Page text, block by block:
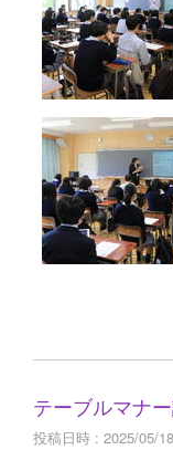
テーブルマナ
投稿日時 : 2025/05/18